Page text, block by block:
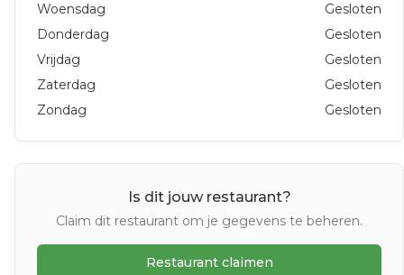
Woensdag
Gesloten
Donderdag
Gesloten
Vrijdag
Gesloten
Zaterdag
Gesloten
Zondag
Gesloten
Is dit jouw restaurant?
Claim dit restaurant om je gegevens te beheren.
Restaurant claimen